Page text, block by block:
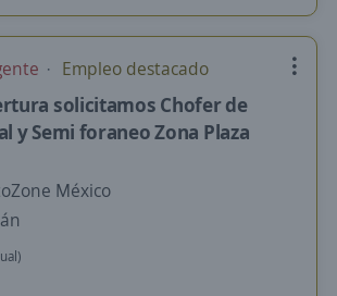
Empleo destacado
solicitamos Chofer de
y Semi foraneo Zona Plaza
México